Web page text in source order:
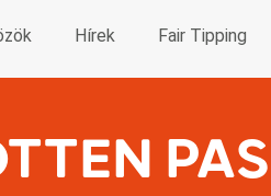
Hírek Fair Tipping